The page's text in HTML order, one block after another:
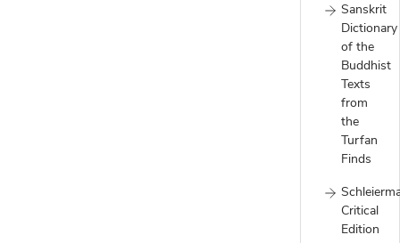
Sanskrit
Dictionary
of the
Buddhist
Texts
from
the
Turfan
Finds
Critical
Edition